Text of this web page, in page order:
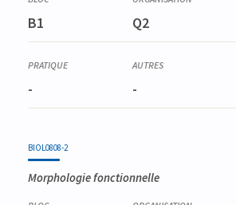
B1 Q2
- -
BIOL0808-2
Morphologie fonctionnelle